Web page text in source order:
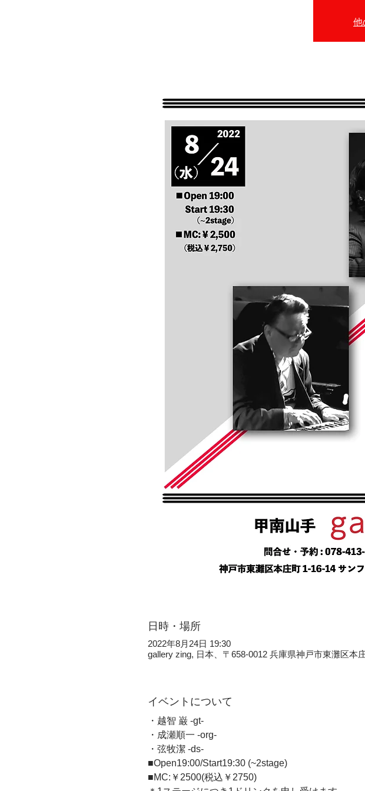
他
日時・場所
2022年8月24日 19:30
gallery zing, 日本、〒658-0012 兵庫県神戸市東灘区本
イベントについて
・越智 巌 -gt-
・成瀬順一 -org-
・弦牧潔 -ds-
■Open19:00/Start19:30 (~2stage)
■MC:￥2500(税込￥2750)